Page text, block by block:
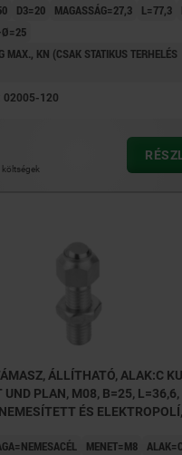
D3=20 MAGASSÁG=27,3 L=77,3
Ø=25
MAX., KN (CSAK STATIKUS TERHELÉS
02005-120
költségek
ÁLLÍTHATÓ, ALAK:C
UND PLAN, M08, B=25, L=36,6,
ÉS ELEKTROPOLÍ,
MENET=M8 ALAK=C